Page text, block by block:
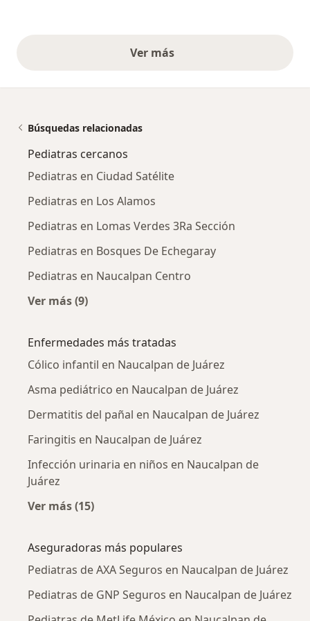
Ver másopiniones anteriores
Búsquedas relacionadas
Pediatras cercanos
Pediatras en Ciudad Satélite
Pediatras en Los Alamos
Pediatras en Lomas Verdes 3Ra Sección
Pediatras en Bosques De Echegaray
Pediatras en Naucalpan Centro
Ver más (9)
Enfermedades más tratadas
Cólico infantil en Naucalpan de Juárez
Asma pediátrico en Naucalpan de Juárez
Dermatitis del pañal en Naucalpan de Juárez
Faringitis en Naucalpan de Juárez
Infección urinaria en niños en Naucalpan de
Juárez
Ver más (15)
Aseguradoras más populares
Pediatras de AXA Seguros en Naucalpan de Juárez
Pediatras de GNP Seguros en Naucalpan de Juárez